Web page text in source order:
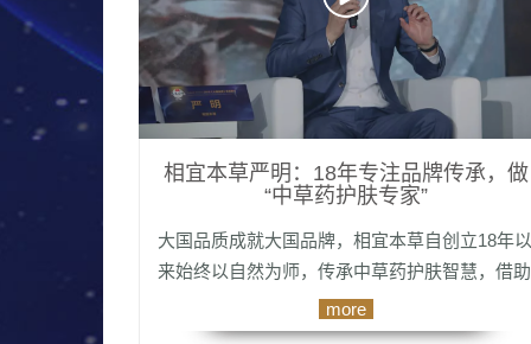
相宜本草严明：18年专注品牌传承，做
“中草药护肤专家”
大国品质成就大国品牌，相宜本草自创立18年以
来始终以自然为师，传承中草药护肤智慧，借助
现代科技还原传统配方，发掘一草一木的养肤价
more